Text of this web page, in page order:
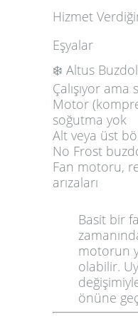
Hizmet
Eşyalar
❄️ Altus
Çalışıyor
Motor
soğutma yok
Alt veya üst
No Frost
Fan motoru,
arızaları
Basit bir
motorun
olabilir.
önüne